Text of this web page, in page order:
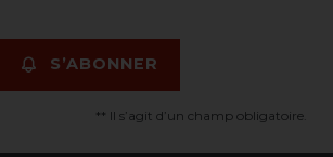
S’ABONNER
** Il s’agit d’un champ obligatoire.